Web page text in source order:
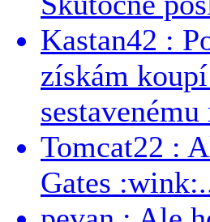
Kastan42 :
získám
Tomcat22 :
Gates